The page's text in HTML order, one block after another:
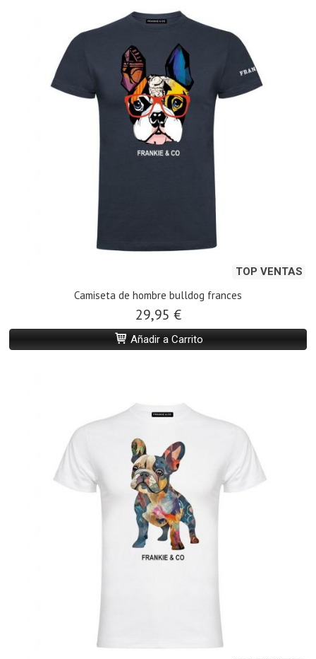
TOP VENTAS
Camiseta de hombre bulldog frances
29,95 €
Añadir a Carrito